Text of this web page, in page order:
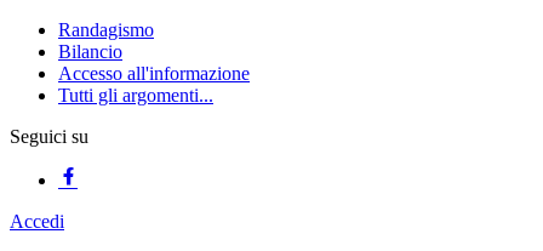
Randagismo
Bilancio
Accesso all'informazione
Tutti gli argomenti...
Seguici su
Accedi